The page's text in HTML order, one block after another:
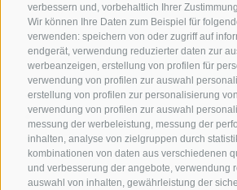
verbessern und, vorbehaltlich Ihrer
Wir können Ihre Daten zum Beispiel für
verwenden: speichern von oder zugriff auf
endgerät, verwendung reduzierter daten zur
werbeanzeigen, erstellung von profilen für
verwendung von profilen zur auswahl
erstellung von profilen zur personalisierung
verwendung von profilen zur auswahl
messung der werbeleistung, messung der
inhalten, analyse von zielgruppen durch
kombinationen von daten aus verschiedenen
und verbesserung der angebote, verwendung
auswahl von inhalten, gewährleistung der
Spielplatz & RossyPark
Rossy Walk
Sonnenaufgang am
Wunschglocke &
Outdoor Center
Preise
Info & Service
Öffnungszeiten
Wetter